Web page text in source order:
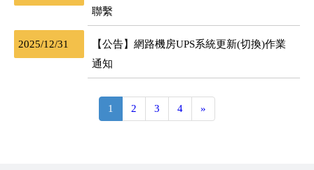
聯繫
2025/12/31
【公告】網路機房UPS系統更新(切換)作業
通知
1 2 3 4 »